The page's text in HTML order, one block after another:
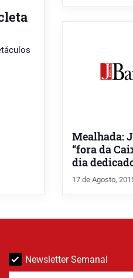
Mealhada:
“fora da
dia
17 de Agosto,
Newsletter Semanal